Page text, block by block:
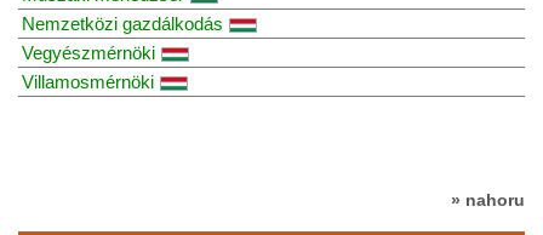
Nemzetközi gazdálkodás
Vegyészmérnöki
Villamosmérnöki
» nahoru